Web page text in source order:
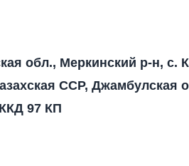
обл., Меркинский р-н, с.
ССР, Джамбулская
97 КП